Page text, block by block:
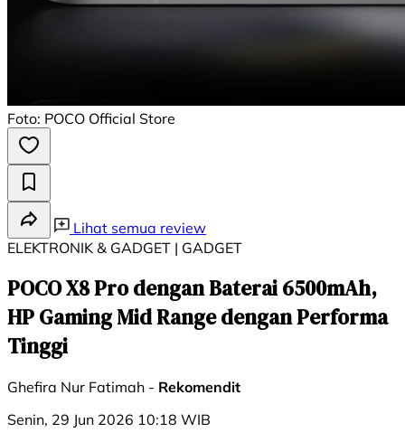
Foto: POCO Official Store
Lihat semua review
ELEKTRONIK & GADGET | GADGET
POCO X8 Pro dengan Baterai 6500mAh,
HP Gaming Mid Range dengan Performa
Tinggi
Ghefira Nur Fatimah - Rekomendit
Senin, 29 Jun 2026 10:18 WIB